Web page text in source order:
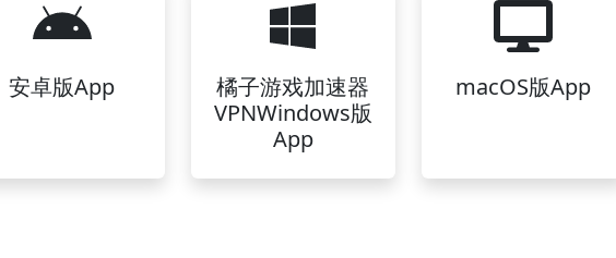
安卓版App
橘子游戏加速器
VPNWindows版
App
macOS版App